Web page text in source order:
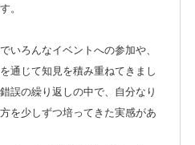
。
いろんなイベントへの参加や、
通じて知見を積み重ねてきまし
誤の繰り返しの中で、自分なり
を少しずつ培ってきた実感があ